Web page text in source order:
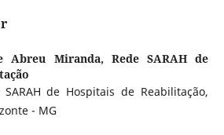
Abreu Miranda, Rede SARAH de
de Hospitais de Reabilitação,
- MG